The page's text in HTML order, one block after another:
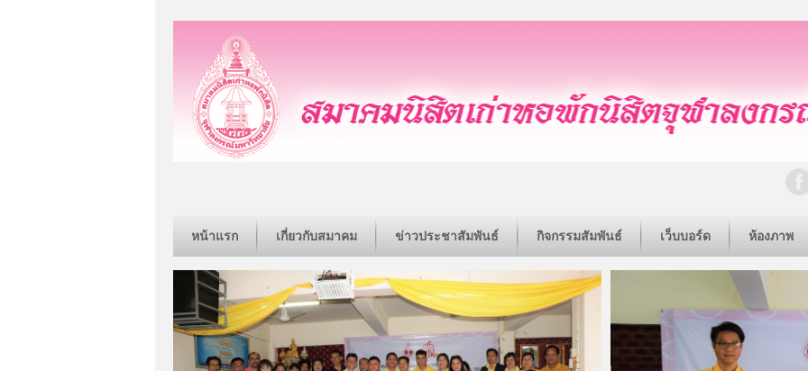
หน้าแรก เกี่ยวกับสมาคม ข่าวประชาสัมพันธ์ กิจกรรมสัมพันธ์ เว็บบอร์ด ห้องภาพ